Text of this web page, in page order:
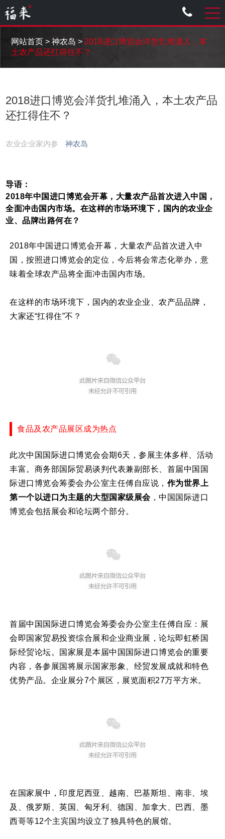
网站首页 >神农岛 > 2018进口博览会洋货扎堆涌入，本
土农产品还扛得住不？
2018进口博览会洋货扎堆涌入，本土农产品
还扛得住不？
农业企业家内参 神农岛
导语：
2018年中国进口博览会开幕，大量农产品首次进入中国，
全面冲击国内市场。在这样的市场环境下，国内的农业企
业、品牌出路何在？
2018年中国进口博览会开幕，大量农产品首次进入中
国，按照进口博览会的定位，今后将会常态化举办，意
味着全球农产品将全面冲击国内市场。
在这样的市场环境下，国内的农业企业、农产品品牌，
大家还“扛得住”不？
食品及农产品展区成为热点
此次中国国际进口博览会会期6天，参展主体多样、活动
丰富。商务部国际贸易谈判代表兼副部长、首届中国国
际进口博览会筹委会办公室主任傅自应说， 作为世界上
第一个以进口为主题的大型国家级展会，中国国际进口
博览会包括展会和论坛两个部分。
首届中国国际进口博览会筹委会办公室主任傅自应：展
会即国家贸易投资综合展和企业商业展，论坛即虹桥国
际经贸论坛。国家展是本届中国国际进口博览会的重要
内容，各参展国将展示国家形象、经贸发展成就和特色
优势产品。企业展分7个展区，展览面积27万平方米。
在国家展中，印度尼西亚、越南、巴基斯坦、南非、埃
及、俄罗斯、英国、匈牙利、德国、加拿大、巴西、墨
西哥等12个主宾国均设立了独具特色的展馆。